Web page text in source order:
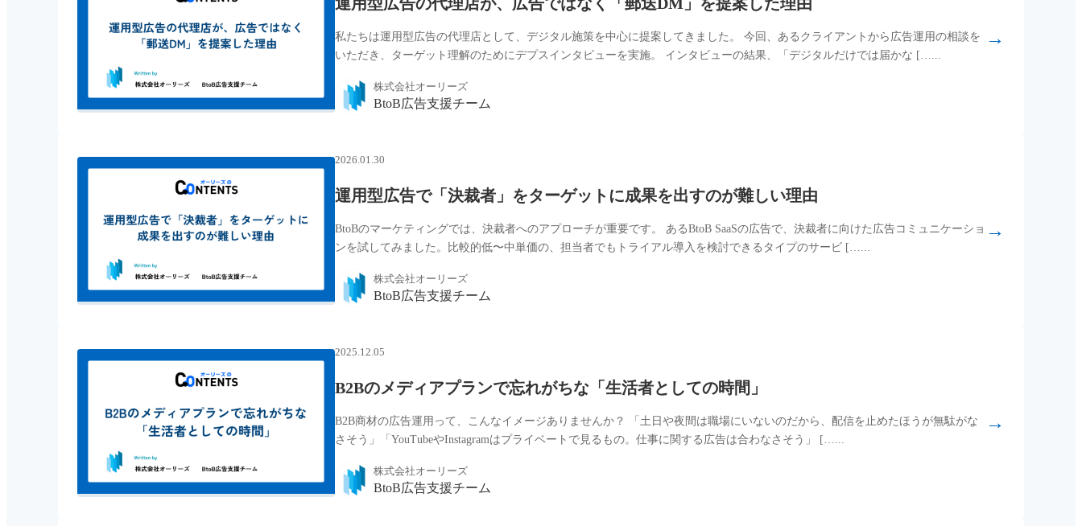
私たちは運用型広告の代理店として、デジタル施策を中心に提案してきました。 今回、あるクライアントから広告運用の相談を
いただき、ターゲット理解のためにデプスインタビューを実施。 インタビューの結果、「デジタルだけでは届かな […...
株式会社オーリーズ
BtoB広告支援チーム
→
2026.01.30
運用型広告で「決裁者」をターゲットに成果を出すのが難しい理由
BtoBのマーケティングでは、決裁者へのアプローチが重要です。 あるBtoB SaaSの広告で、決裁者に向けた広告コミュニケーショ
ンを試してみました。比較的低〜中単価の、担当者でもトライアル導入を検討できるタイプのサービ […...
株式会社オーリーズ
BtoB広告支援チーム
→
2025.12.05
B2Bのメディアプランで忘れがちな「生活者としての時間」
B2B商材の広告運用って、こんなイメージありませんか？ 「土日や夜間は職場にいないのだから、配信を止めたほうが無駄がな
さそう」「YouTubeやInstagramはプライベートで見るもの。仕事に関する広告は合わなさそう」 […...
株式会社オーリーズ
BtoB広告支援チーム
→